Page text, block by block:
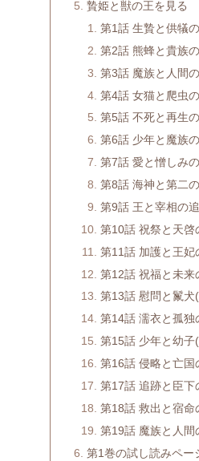
贄姫と獣の王を見る
第1話 生贄と供犠
第2話 熊蜂と貴族
第3話 魔族と人間
第4話 女猫と爬虫
第5話 不死と再生
第6話 少年と魔族
第7話 愛と憎しみ
第8話 海神と第二
第9話 王と宰相の
第10話 祝祭と天啓
第11話 加護と王妃
第12話 祝福と未来
第13話 慰問と鬣
第14話 濡衣と孤独
第15話 少年と幼子
第16話 侵略と亡国
第17話 追跡と臣下
第18話 救出と宿命
第19話 魔族と人間
第1巻の試し読みペー